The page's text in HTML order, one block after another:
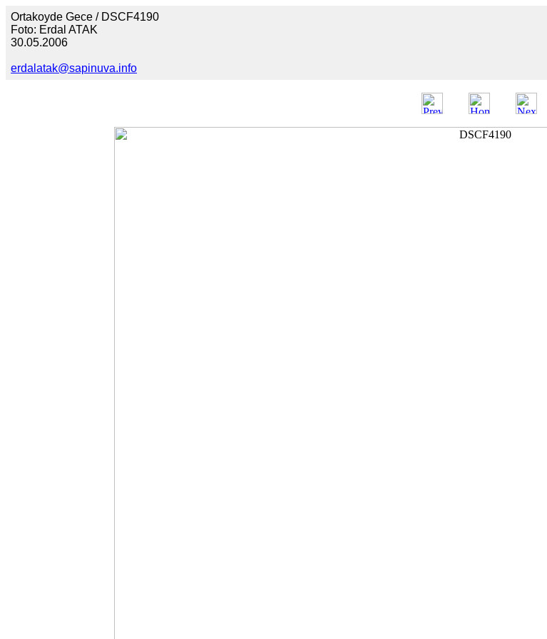
Ortakoyde Gece / DSCF4190
Foto: Erdal ATAK
30.05.2006
erdalatak@sapinuva.info